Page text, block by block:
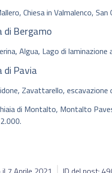
Chiesa in Valmalenco,
di Bergamo
Algua, Lago di
di Pavia
Zavattarello, escavazione
di Montalto, Montalto